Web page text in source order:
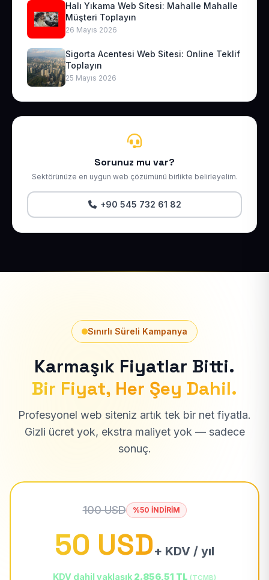
Halı Yıkama Web Sitesi: Mahalle Mahalle
Müşteri Toplayın
26 Mayıs 2026
Sigorta Acentesi Web Sitesi: Online Teklif
Toplayın
25 Mayıs 2026
Sorunuz mu var?
Sektörünüze en uygun web çözümünü birlikte belirleyelim.
+90 545 732 61 82
Sınırlı Süreli Kampanya
Karmaşık Fiyatlar Bitti.
Bir Fiyat, Her Şey Dahil.
Profesyonel web siteniz artık tek bir net fiyatla.
Gizli ücret yok, ekstra maliyet yok — sadece
sonuç.
100 USD %50 İNDİRİM
50 USD+ KDV / yıl
KDV dahil yaklaşık 2.856,51 TL (TCMB)